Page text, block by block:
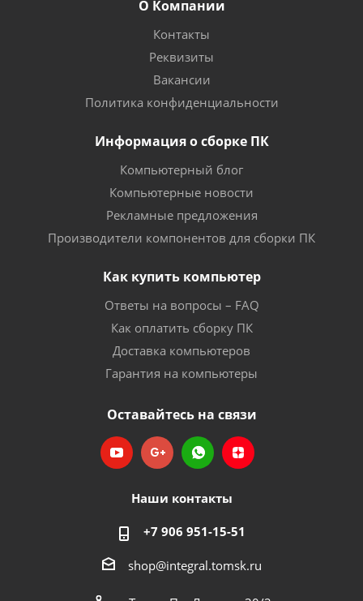
О Компании
Контакты
Реквизиты
Вакансии
Политика конфиденциальности
Информация о сборке ПК
Компьютерный блог
Компьютерные новости
Рекламные предложения
Производители компонентов для сборки ПК
Как купить компьютер
Ответы на вопросы – FAQ
Как оплатить сборку ПК
Доставка компьютеров
Гарантия на компьютеры
Оставайтесь на связи
Наши контакты
+7 906 951-15-51
shop@integral.tomsk.ru